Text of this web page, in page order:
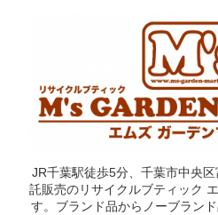
JR千葉駅徒歩5分、千葉市中央
託販売のリサイクルブティック
す。ブランド品からノーブラン